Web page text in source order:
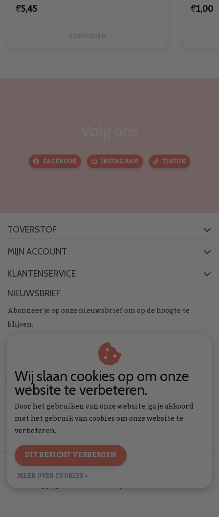
€5,45
TOEVOEGEN
€1,00
FACEBOOK INSTAGRAM TIKTOK
TOVERSTOF
MIJN ACCOUNT
KLANTENSERVICE
NIEUWSBRIEF
Abonneer je op onze nieuwsbrief om op de hoogte te
blijven.
ABONNEER
Algemene voorwaarden | Privacy Policy
© Copyright 2026 - Toverstof | Realisatie
InStijl Media
Wij slaan cookies op om onze
website te verbeteren.
Door het gebruiken van onze website, ga je akkoord
met het gebruik van cookies om onze website te
verbeteren.
DIT BERICHT VERBERGEN
MEER OVER COOKIES »